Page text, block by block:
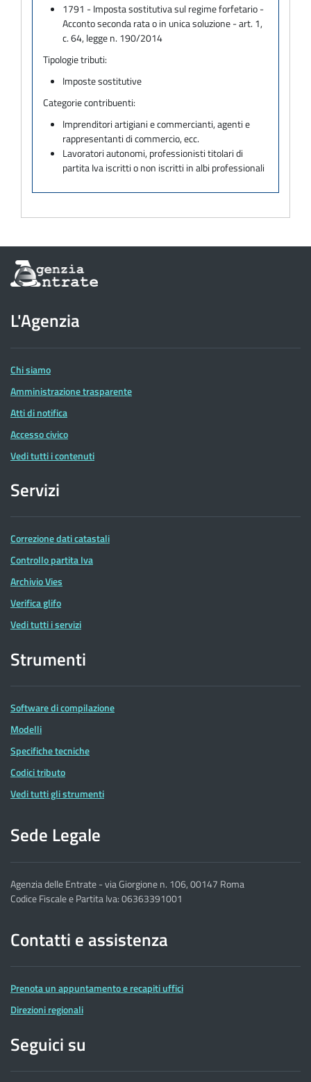
1791 - Imposta sostitutiva sul regime forfetario -
Acconto seconda rata o in unica soluzione - art. 1,
c. 64, legge n. 190/2014
Tipologie tributi:
Imposte sostitutive
Categorie contribuenti:
Imprenditori artigiani e commercianti, agenti e
rappresentanti di commercio, ecc.
Lavoratori autonomi, professionisti titolari di
partita Iva iscritti o non iscritti in albi professionali
Informazioni
sul
dell'Agenzia
delle
Entrate
L'Agenzia
Chi siamo
Amministrazione trasparente
Atti di notifica
Accesso civico
Vedi tutti i contenuti
Servizi
Correzione dati catastali
Controllo partita Iva
Archivio Vies
Verifica glifo
Vedi tutti i servizi
Strumenti
Software di compilazione
Modelli
Specifiche tecniche
Codici tributo
Vedi tutti gli strumenti
Sede Legale
Agenzia delle Entrate - via Giorgione n. 106, 00147 Roma
Codice Fiscale e Partita Iva: 06363391001
Contatti e assistenza
Prenota un appuntamento e recapiti uffici
Direzioni regionali
Seguici su